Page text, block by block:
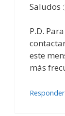
Saludos
P.D.
este
más
Responder